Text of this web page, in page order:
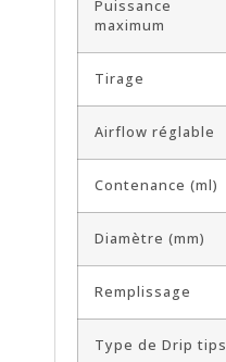
Puissance
maximum
Tirage
Airflow réglable
Contenance (ml)
Diamètre (mm)
Remplissage
Type de Drip tips